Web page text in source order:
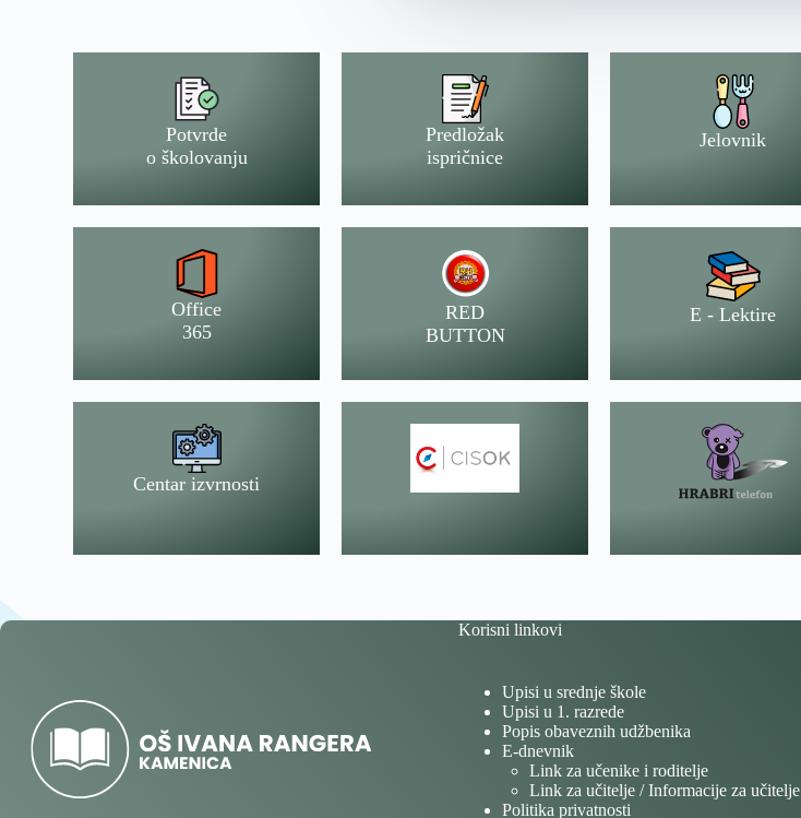
Potvrde
o školovanju
Predložak
ispričnice
Jelovnik
Office
365
RED
BUTTON
E - Lektire
Centar izvrnosti
Korisni linkovi
Upisi u srednje škole
Upisi u 1. razrede
Popis obaveznih udžbenika
E-dnevnik
Link za učenike i roditelje
Link za učitelje / Informacije za učitelje
Politika privatnosti